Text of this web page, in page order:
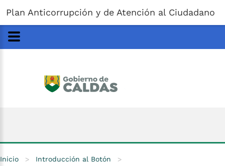
Gobernación de Caldas
Plan Anticorrupción y de Atención al Ciudadano
Inicio > Introducción al Botón
>